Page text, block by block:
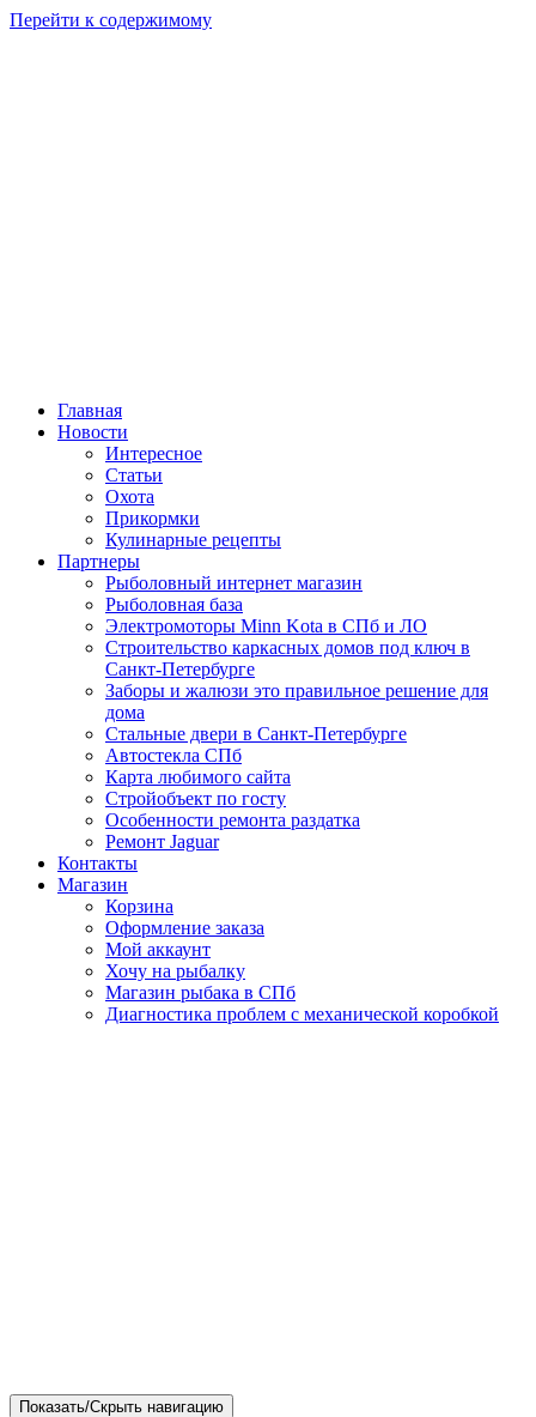
Перейти к содержимому
Главная
Новости
Интересное
Статьи
Охота
Прикормки
Кулинарные рецепты
Партнеры
Рыболовный интернет магазин
Рыболовная база
Электромоторы Minn Kota в СПб и ЛО
Строительство каркасных домов под ключ в
Санкт-Петербурге
Заборы и жалюзи это правильное решение для
дома
Стальные двери в Санкт-Петербурге
Автостекла СПб
Карта любимого сайта
Стройобъект по госту
Особенности ремонта раздатка
Ремонт Jaguar
Контакты
Магазин
Корзина
Оформление заказа
Мой аккаунт
Хочу на рыбалку
Магазин рыбака в СПб
Диагностика проблем с механической коробкой
Показать/Скрыть навигацию